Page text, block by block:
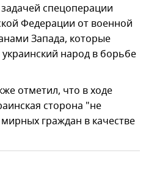
спецоперации
Федерации от военной
Запада, которые
народ в борьбе
отметил, что в ходе
сторона "не
граждан в качестве